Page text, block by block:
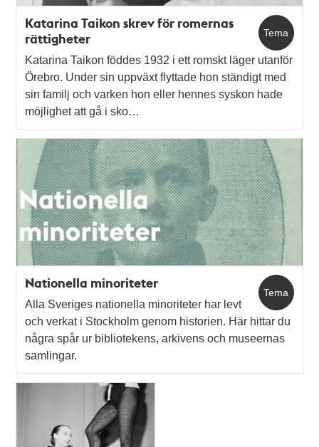
Tema
Katarina Taikon skrev för romernas
rättigheter
Katarina Taikon föddes 1932 i ett romskt läger utanför
Örebro. Under sin uppväxt flyttade hon ständigt med
sin familj och varken hon eller hennes syskon hade
möjlighet att gå i sko…
Tema
Nationella minoriteter
Alla Sveriges nationella minoriteter har levt
och verkat i Stockholm genom historien. Här hittar du
några spår ur bibliotekens, arkivens och museernas
samlingar.